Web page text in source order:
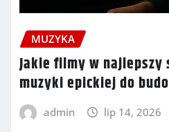
MUZYKA
Jakie filmy w najlepszy
muzyki epickiej do
admin lip 14, 2026